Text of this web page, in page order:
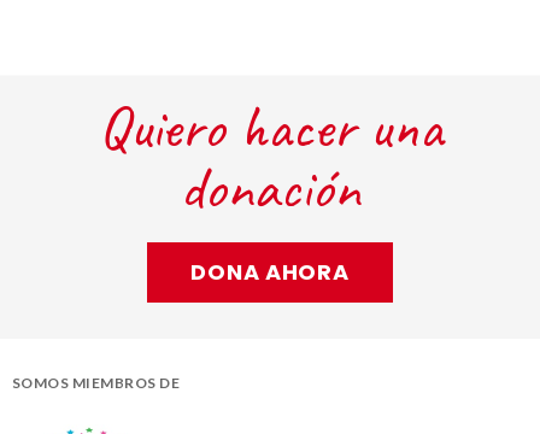
Quiero hacer una
donación
DONA AHORA
SOMOS MIEMBROS DE